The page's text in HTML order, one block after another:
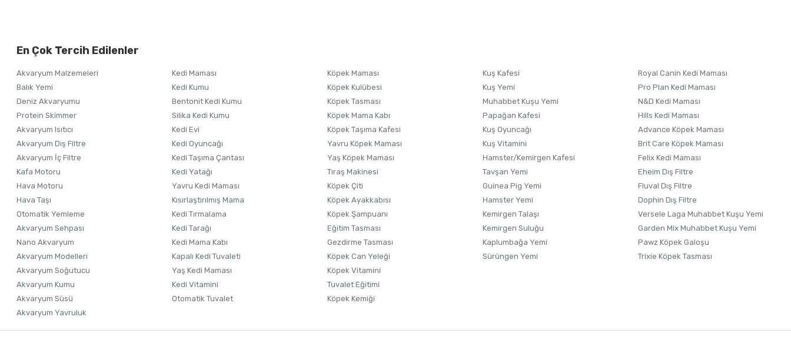
Ürünü Satın Al ve Yorumla
Ürün açıklamasında eksik bilgiler bulunuyor.
Ürün fiyatı diğer sitelerden daha pahalı.
Bu ürüne benzer farklı alternatifler olmalı.
Gönder
En Çok Tercih Edilenler
Akvaryum Malzemeleri
Balık Yemi
Deniz Akvaryumu
Protein Skimmer
Akvaryum Isıtıcı
Akvaryum Dış Filtre
Akvaryum İç Filtre
Kafa Motoru
Hava Motoru
Hava Taşı
Otomatik Yemleme
Akvaryum Sehpası
Nano Akvaryum
Akvaryum Modelleri
Akvaryum Soğutucu
Akvaryum Kumu
Akvaryum Süsü
Akvaryum Yavruluk
Kedi Maması
Kedi Kumu
Bentonit Kedi Kumu
Silika Kedi Kumu
Kedi Evi
Kedi Oyuncağı
Kedi Taşıma Çantası
Kedi Yatağı
Yavru Kedi Maması
Kısırlaştırılmış Mama
Kedi Tırmalama
Kedi Tarağı
Kedi Mama Kabı
Kapalı Kedi Tuvaleti
Yaş Kedi Maması
Kedi Vitamini
Otomatik Tuvalet
Köpek Maması
Köpek Kulübesi
Köpek Tasması
Köpek Mama Kabı
Köpek Taşıma Kafesi
Yavru Köpek Maması
Yaş Köpek Maması
Tıraş Makinesi
Köpek Çiti
Köpek Ayakkabısı
Köpek Şampuanı
Eğitim Tasması
Gezdirme Tasması
Köpek Can Yeleği
Köpek Vitamini
Tuvalet Eğitimi
Köpek Kemiği
Kuş Kafesi
Kuş Yemi
Muhabbet Kuşu Yemi
Papağan Kafesi
Kuş Oyuncağı
Kuş Vitamini
Hamster/Kemirgen Kafesi
Tavşan Yemi
Guinea Pig Yemi
Hamster Yemi
Kemirgen Talaşı
Kemirgen Suluğu
Kaplumbağa Yemi
Sürüngen Yemi
Royal Canin Kedi Maması
Pro Plan Kedi Maması
N&D Kedi Maması
Hills Kedi Maması
Advance Köpek Maması
Brit Care Köpek Maması
Felix Kedi Maması
Eheim Dış Filtre
Fluval Dış Filtre
Dophin Dış Filtre
Versele Laga Muhabbet Kuşu Yemi
Garden Mix Muhabbet Kuşu Yemi
Pawz Köpek Galoşu
Trixie Köpek Tasması